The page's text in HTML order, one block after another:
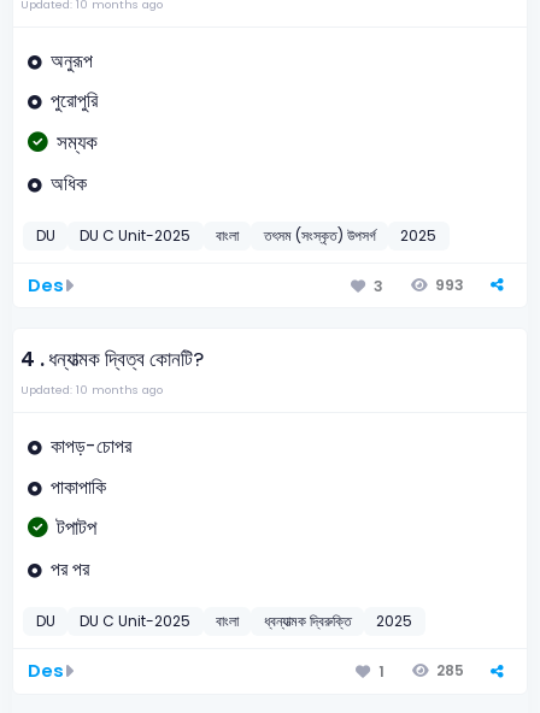
Updated: 10 months ago
অনুরূপ
পুরোপুরি
সম্যক
অধিক
DU DU C Unit-2025 বাংলা তৎসম (সংস্কৃত) উপসর্গ 2025
Des 3 993
4 .ধন্যাত্মক দ্বিত্ব কোনটি?
Updated: 10 months ago
কাপড়-চোপর
পাকাপাকি
টপাটপ
পর পর
DU DU C Unit-2025 বাংলা ধ্বন্যাত্মক দ্বিরুক্তি 2025
Des 1 285